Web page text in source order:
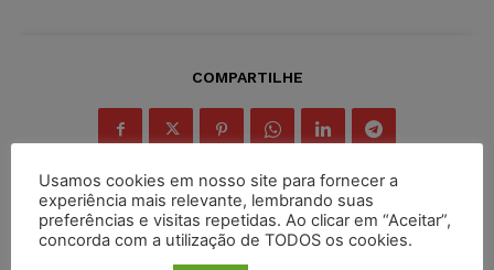
COMPARTILHE
Inscreva-se
Usamos cookies em nosso site para fornecer a
experiência mais relevante, lembrando suas
preferências e visitas repetidas. Ao clicar em “Aceitar”,
concorda com a utilização de TODOS os cookies.